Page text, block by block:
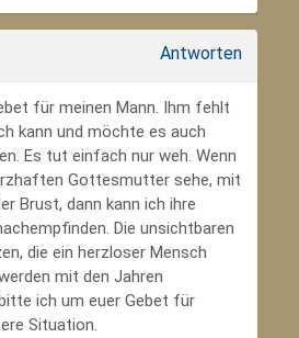
Antworten
für meinen Mann. Ihm fehlt
kann und möchte es auch
Es tut einfach nur weh. Wenn
Gottesmutter sehe, mit
Brust, dann kann ich ihre
Die unsichtbaren
die ein herzloser Mensch
mit den Jahren
ich um euer Gebet für
Situation.